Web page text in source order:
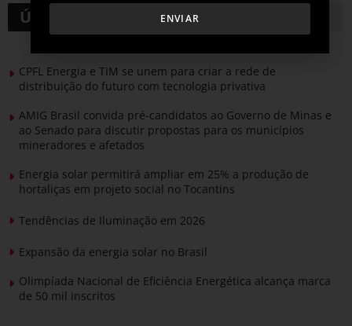
Últimas notícias
CPFL Energia e TIM se unem para criar a rede de
distribuição do futuro com tecnologia privativa
AMIG Brasil convida pré-candidatos ao Governo de Minas e
ao Senado para discutir propostas para os municípios
mineradores e afetados
Energia solar permitirá ampliar em 25% a produção de
hortaliças em projeto social no Tocantins
Tendências de Iluminação em 2026
Expansão da energia solar no Brasil
Olimpíada Nacional de Eficiência Energética alcança marca
de 50 mil inscritos
ENVIAR